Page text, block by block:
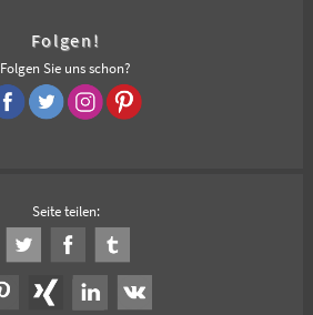
Folgen!
Folgen Sie uns schon?
Seite teilen: